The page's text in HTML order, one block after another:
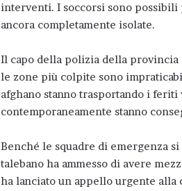
interventi. I soccorsi sono
ancora completamente isolate.
Il capo della polizia della provincia
le zone più colpite sono
afghano stanno trasportando i
contemporaneamente stanno
Benché le squadre di emergenza
talebano ha ammesso di avere
ha lanciato un appello urgente